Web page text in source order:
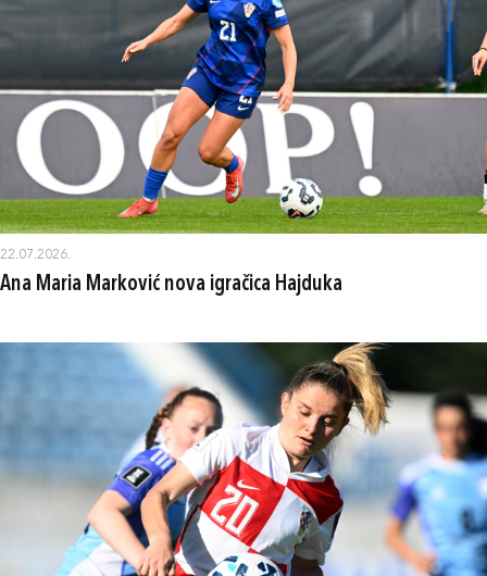
22.07.2026.
Ana Maria Marković nova igračica Hajduka